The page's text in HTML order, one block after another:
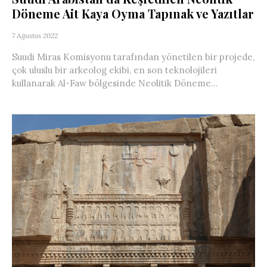
Döneme Ait Kaya Oyma Tapınak ve Yazıtlar
7 Ağustos 2022
Suudi Miras Komisyonu tarafından yönetilen bir projede,
çok uluslu bir arkeolog ekibi, en son teknolojileri
kullanarak Al-Faw bölgesinde Neolitik Döneme...